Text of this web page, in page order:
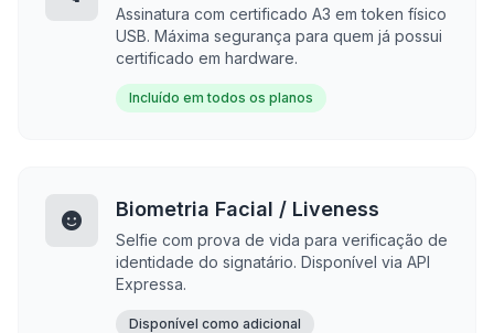
Assinatura com certificado A3 em token físico
USB. Máxima segurança para quem já possui
certificado em hardware.
Incluído em todos os planos
Biometria Facial / Liveness
Selfie com prova de vida para verificação de
identidade do signatário. Disponível via API
Expressa.
Disponível como adicional